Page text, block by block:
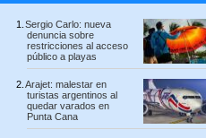
Sergio Carlo: nueva
denuncia sobre
restricciones al acceso
público a playas
Arajet: malestar en
turistas argentinos al
quedar varados en
Punta Cana